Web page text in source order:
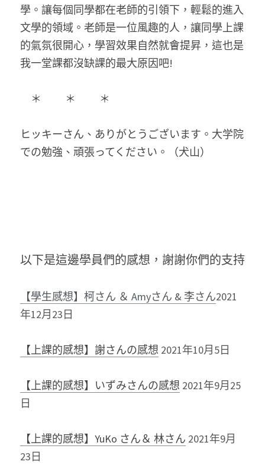
學。讓每個同學都在老師的引領下，輕鬆的進入
文學的領域。老師是一位風趣的人，讓同學上課
的氣氛很開心，學習效果自然就會提昇，這也是
我一堂課都沒缺課的最大原因吧!
＊ 　　＊ 　　＊
ヒッキーさん、ありがとうございます。大学院
での勉強、頑張ってください。（犬山）
以下是這邊學員們的感想，謝謝你們的支持
【學生感想】柯さん ＆ Amyさん & 李さん2021
年12月23日
【上課的感想】謝さんの感想 2021年10月5日
【上課的感想】いずみさんの感想 2021年9月25
日
【上課的感想】YuKo さん＆ 林さん 2021年9月
23日